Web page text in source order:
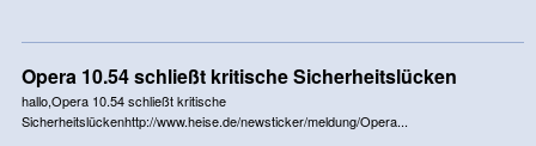
Opera 10.54 schließt kritische Sicherheitslücken
hallo,Opera 10.54 schließt kritische
Sicherheitslückenhttp://www.heise.de/newsticker/meldung/Opera...